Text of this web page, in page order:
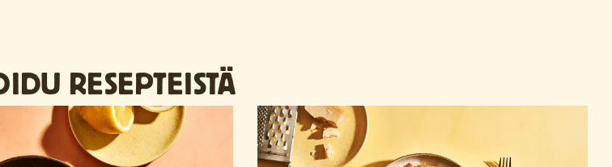
RESEPTEISTÄ